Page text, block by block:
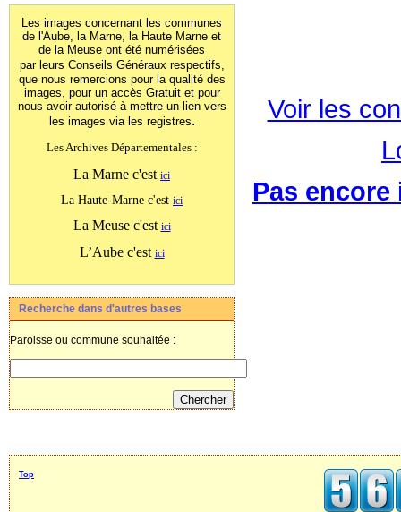
Les images concernant les communes
de l'Aube, la Marne, la Haute Marne et
de la Meuse ont été numérisées
par leurs Conseils Généraux respectifs,
que nous remercions pour la qualité des
images, pour un accès Gratuit et pour
nous avoir autorisé à mettre un lien vers
les images via les registres.
Les Archives Départementales :
La Marne c'est ici
La Haute-Marne c'est ici
La Meuse c'est ici
L’Aube c'est ici
Recherche dans d'autres bases
Paroisse ou commune souhaitée :
Voir les
Pas
Top